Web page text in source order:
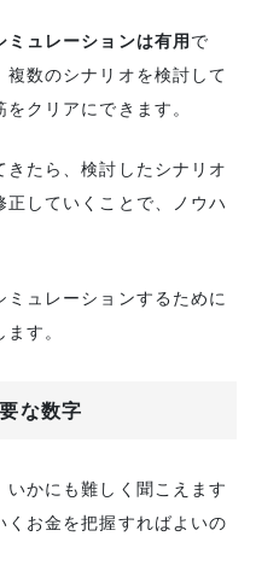
ミュレーションは有用で
数のシナリオを検討して
クリアにできます。
たら、検討したシナリオ
していくことで、ノウハ
ュレーションするために
す。
な数字
かにも難しく聞こえます
お金を把握すればよいの